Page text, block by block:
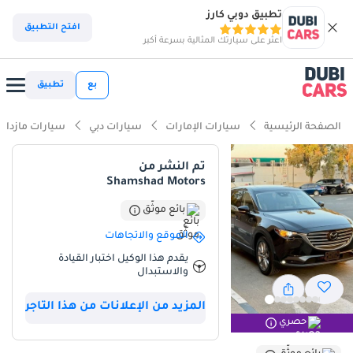
تطبيق دوبي كارز
اعثر على سيارتك المثالية بسرعة أكبر
افتح التطبيق
بع تطبيق
الصفحة الرئيسية سيارات الإمارات سيارات دبي سيارات مازدا
حصري
تم النشر من
Shamshad Motors
بائع موثّق
الموقع والاتجاهات
يقدم هذا الوكيل اختبار القيادة
والاستبدال
المزيد من الإعلانات من هذا التاجر
ذكاء دوبي كارز
ذكاء دوبيكارز
سعة 7 مقاعد أو أكثر مع مقاعد الكابتن
معيار نظام الصوت من الدرجة الأولى
تصنيف السلامة 5 نجوم من NCAP
ملخص
مجلس التعاون الخليجي، حيث تُقدّم بديلاً أنيقًا لسيارات الدفع الرباعي
فقط، تُعتبر هذه المسافة أقل بكثير من المتوسط الإقليمي البالغ حوالي